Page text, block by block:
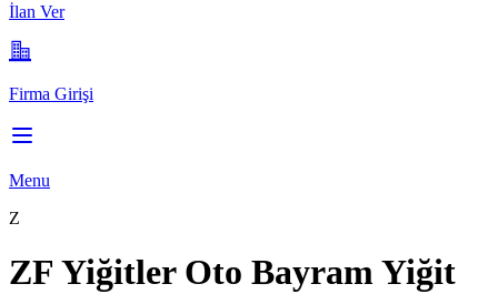
İlan Ver
Firma Girişi
Menu
Z
ZF Yiğitler Oto Bayram Yiğit